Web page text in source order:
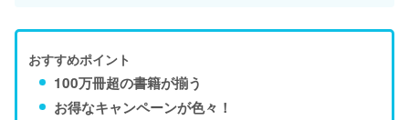
おすすめポイント
100万冊超の書籍が揃う
お得なキャンペーンが色々！